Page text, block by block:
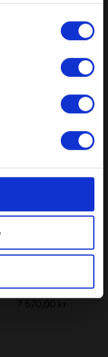
Montana Selection
COMPILE Sokkel H7
COMPILE Ben Sort
File Under
e-